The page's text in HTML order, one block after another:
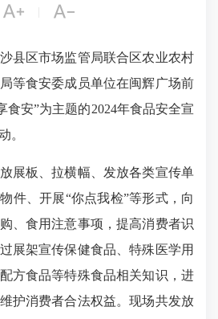
 
区市场监管局联合区农业农村
等食安委成员单位在闽辉广场前
食安”为主题的2024年食品安全宣
。
板、拉横幅、发放各类宣传单
件、开展“你点我检”等形式，向
、食用注意事项，提高消费者识
展架宣传保健食品、特殊医学用
方食品等特殊食品相关知识，进
护消费者合法权益。现场共发放